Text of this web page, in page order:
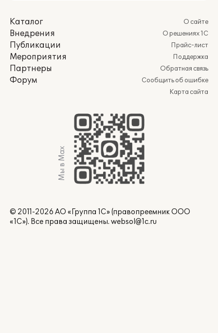
Каталог
Внедрения
Публикации
Мероприятия
Партнеры
Форум
О сайте
О решениях 1С
Прайс-лист
Поддержка
Обратная связь
Сообщить об ошибке
Карта сайта
Мы в Max
© 2011-2026 АО «Группа 1С» (правопреемник ООО
«1С»). Все права защищены. websol@1c.ru